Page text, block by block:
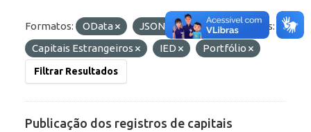
Formatos: OData JSON API
Etiquetas:
Capitais Estrangeiros
IED Portfólio
Filtrar Resultados
Publicação dos registros de capitais